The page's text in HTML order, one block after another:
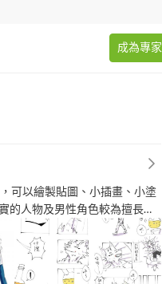
成為專家
可以繪製貼圖、小插畫、小塗
的人物及男性角色較為擅長，
人皆可詢問